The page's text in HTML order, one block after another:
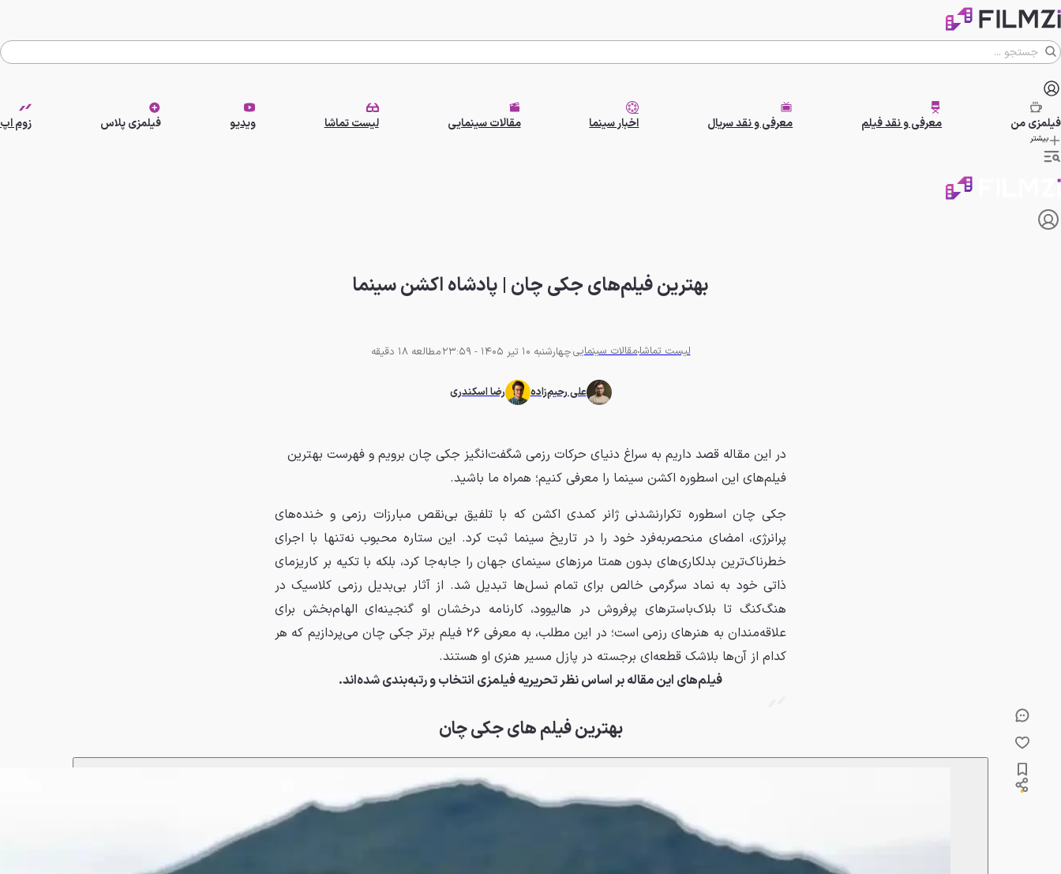
فیلمزیمن معرفی و نقد فیلم معرفی و نقد سریال اخبار سینما مقالات سینمایی لیست تماشا ویدیو فیلمزی پلاس زوم اپ
بیشتر
بهترین فیلم‌‌های جکی چان | پادشاه اکشن سینما
لیست تماشامقالات سینماییچهارشنبه 10 تیر 1405 - 23:59 مطالعه 18 دقیقه
علی رحیم‌زاده رضا اسکندری
در این مقاله قصد داریم به سراغ دنیای حرکات رزمی شگفت‌انگیز جکی چان برویم و فهرست بهترین
فیلم‌های این اسطوره اکشن سینما را معرفی کنیم؛ همراه ما باشید.
جکی چان اسطوره تکرارنشدنی ژانر کمدی اکشن که با تلفیق بی‌نقص مبارزات رزمی و خنده‌های
پرانرژی، امضای منحصربه‌فرد خود را در تاریخ سینما ثبت کرد. این ستاره محبوب نه‌تنها با اجرای
خطرناک‌ترین بدلکاری‌های بدون همتا مرزهای سینمای جهان را جابه‌جا کرد، بلکه با تکیه بر کاریزمای
ذاتی خود به نماد سرگرمی خالص برای تمام نسل‌ها تبدیل شد. از آثار بی‌بدیل رزمی کلاسیک در
هنگ‌کنگ تا بلاک‌باسترهای پرفروش در هالیوود، کارنامه درخشان او گنجینه‌ای الهام‌بخش برای
علاقه‌مندان به هنرهای رزمی است؛ در این مطلب، به معرفی ۲۶ فیلم برتر جکی چان می‌پردازیم که هر
کدام از آن‌ها بلاشک قطعه‌ای برجسته در پازل مسیر هنری او هستند.
فیلم‌های این مقاله بر اساس نظر تحریریه فیلمزی انتخاب و رتبه‌بندی شده‌اند.
بهترین فیلم‌ های جکی چان